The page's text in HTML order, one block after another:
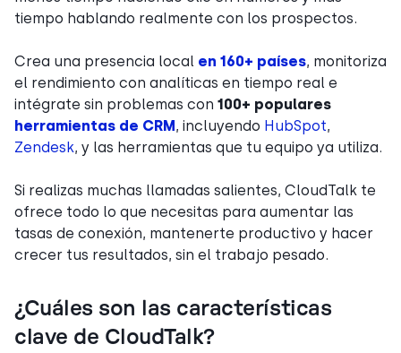
tiempo hablando realmente con los prospectos.
Crea una presencia local en 160+ países, monitoriza
el rendimiento con analíticas en tiempo real e
intégrate sin problemas con 100+ populares
herramientas de CRM, incluyendo HubSpot,
Zendesk, y las herramientas que tu equipo ya utiliza.
Si realizas muchas llamadas salientes, CloudTalk te
ofrece todo lo que necesitas para aumentar las
tasas de conexión, mantenerte productivo y hacer
crecer tus resultados, sin el trabajo pesado.
¿Cuáles son las características
clave de CloudTalk?